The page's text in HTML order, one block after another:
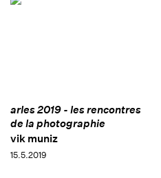
arles 2019 - les rencontres
de la photographie
vik muniz
15.5.2019